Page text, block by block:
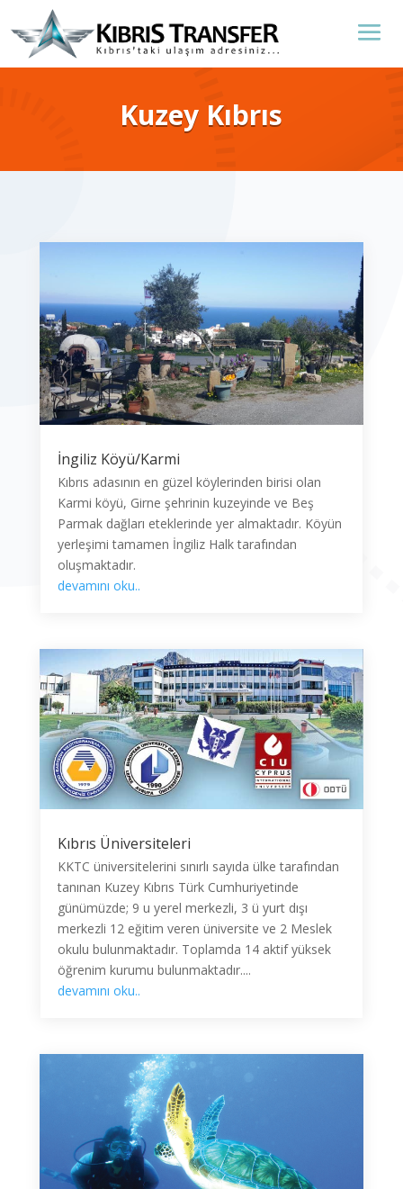
Kuzey Kıbrıs
İngiliz Köyü/Karmi
Kıbrıs adasının en güzel köylerinden birisi olan
Karmi köyü, Girne şehrinin kuzeyinde ve Beş
Parmak dağları eteklerinde yer almaktadır. Köyün
yerleşimi tamamen İngiliz Halk tarafından
oluşmaktadır.
devamını oku..
Kıbrıs Üniversiteleri
KKTC üniversitelerini sınırlı sayıda ülke tarafından
tanınan Kuzey Kıbrıs Türk Cumhuriyetinde
günümüzde; 9 u yerel merkezli, 3 ü yurt dışı
merkezli 12 eğitim veren üniversite ve 2 Meslek
okulu bulunmaktadır. Toplamda 14 aktif yüksek
öğrenim kurumu bulunmaktadır....
devamını oku..